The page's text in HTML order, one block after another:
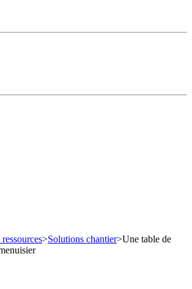
>Solutions chantier>Une table de